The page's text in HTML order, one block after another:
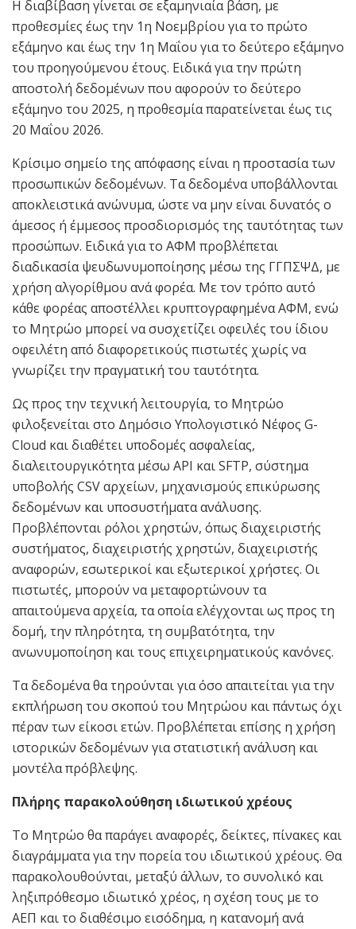
Η διαβίβαση γίνεται σε εξαμηνιαία βάση, με
προθεσμίες έως την 1η Νοεμβρίου για το πρώτο
εξάμηνο και έως την 1η Μαΐου για το δεύτερο εξάμηνο
του προηγούμενου έτους. Ειδικά για την πρώτη
αποστολή δεδομένων που αφορούν το δεύτερο
εξάμηνο του 2025, η προθεσμία παρατείνεται έως τις
20 Μαΐου 2026.
Κρίσιμο σημείο της απόφασης είναι η προστασία των
προσωπικών δεδομένων. Τα δεδομένα υποβάλλονται
αποκλειστικά ανώνυμα, ώστε να μην είναι δυνατός ο
άμεσος ή έμμεσος προσδιορισμός της ταυτότητας των
προσώπων. Ειδικά για το ΑΦΜ προβλέπεται
διαδικασία ψευδωνυμοποίησης μέσω της ΓΓΠΣΨΔ, με
χρήση αλγορίθμου ανά φορέα. Με τον τρόπο αυτό
κάθε φορέας αποστέλλει κρυπτογραφημένα ΑΦΜ, ενώ
το Μητρώο μπορεί να συσχετίζει οφειλές του ίδιου
οφειλέτη από διαφορετικούς πιστωτές χωρίς να
γνωρίζει την πραγματική του ταυτότητα.
Ως προς την τεχνική λειτουργία, το Μητρώο
φιλοξενείται στο Δημόσιο Υπολογιστικό Νέφος G-
Cloud και διαθέτει υποδομές ασφαλείας,
διαλειτουργικότητα μέσω API και SFTP, σύστημα
υποβολής CSV αρχείων, μηχανισμούς επικύρωσης
δεδομένων και υποσυστήματα ανάλυσης.
Προβλέπονται ρόλοι χρηστών, όπως διαχειριστής
συστήματος, διαχειριστής χρηστών, διαχειριστής
αναφορών, εσωτερικοί και εξωτερικοί χρήστες. Οι
πιστωτές, μπορούν να μεταφορτώνουν τα
απαιτούμενα αρχεία, τα οποία ελέγχονται ως προς τη
δομή, την πληρότητα, τη συμβατότητα, την
ανωνυμοποίηση και τους επιχειρηματικούς κανόνες.
Τα δεδομένα θα τηρούνται για όσο απαιτείται για την
εκπλήρωση του σκοπού του Μητρώου και πάντως όχι
πέραν των είκοσι ετών. Προβλέπεται επίσης η χρήση
ιστορικών δεδομένων για στατιστική ανάλυση και
μοντέλα πρόβλεψης.
Πλήρης παρακολούθηση ιδιωτικού χρέους
Το Μητρώο θα παράγει αναφορές, δείκτες, πίνακες και
διαγράμματα για την πορεία του ιδιωτικού χρέους. Θα
παρακολουθούνται, μεταξύ άλλων, το συνολικό και
ληξιπρόθεσμο ιδιωτικό χρέος, η σχέση τους με το
ΑΕΠ και το διαθέσιμο εισόδημα, η κατανομή ανά